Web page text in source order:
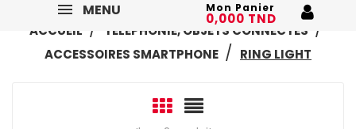
MENU Mon Panier
0,000 TND
ACCUEIL
TÉLÉPHONIE, OBJETS CONNECTÉS
ACCESSOIRES SMARTPHONE
RING LIGHT